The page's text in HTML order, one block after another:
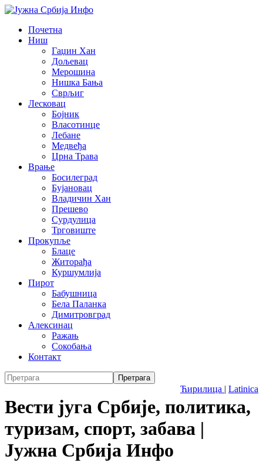
Почетна
Ниш
Гаџин Хан
Дољевац
Мерошина
Нишка Бања
Сврљиг
Лесковац
Бојник
Власотинце
Лебане
Медвеђа
Црна Трава
Врање
Босилеград
Бујановац
Владичин Хан
Прешево
Сурдулица
Трговиште
Прокупље
Блаце
Житорађа
Куршумлија
Пирот
Бабушница
Бела Паланка
Димитровград
Алексинац
Ражањ
Сокобања
Контакт
Ћирилица | Latinica
Вести југа Србије, политика,
туризам, спорт, забава |
Јужна Србија Инфо